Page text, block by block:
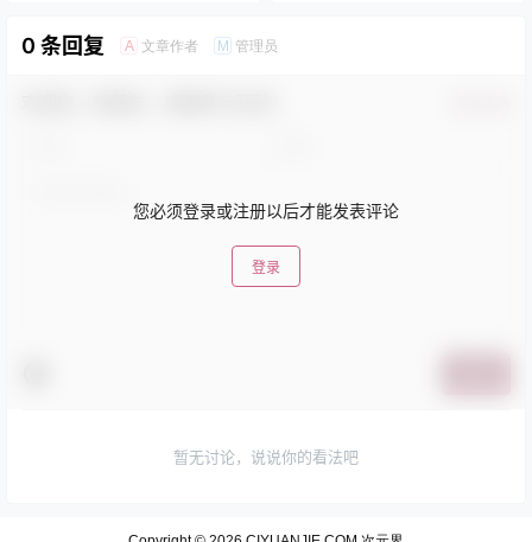
0 条回复 A 文章作者 M 管理员
您必须登录或注册以后才能发表评论
登录
暂无讨论，说说你的看法吧